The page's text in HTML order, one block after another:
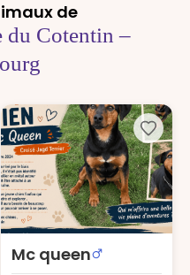
de
du Cotentin –
Mc queen